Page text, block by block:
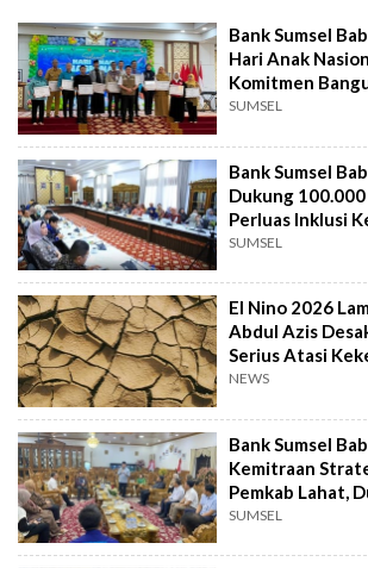
Bank Sumsel
Hari Anak
Komitmen
SUMSEL
Bank Sumsel
Dukung
Perluas Inklusi
SUMSEL
El Nino 2026
Abdul Azis
Serius Atasi
NEWS
Bank Sumsel
Kemitraan
Pemkab Lahat,
Ekonomi Daerah
SUMSEL